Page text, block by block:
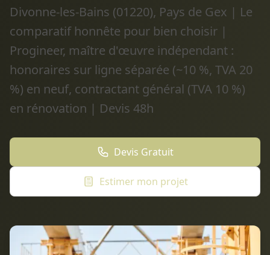
Divonne-les-Bains (01220), Pays de Gex | Le
comparatif honnête pour bien choisir |
Progineer, maître d'œuvre indépendant :
honoraires sur ligne séparée (~10 %, TVA 20
%) en neuf, contractant général (TVA 10 %)
en rénovation | Devis 48h
Devis Gratuit
Estimer mon projet